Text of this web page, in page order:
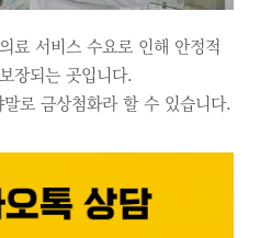
료 서비스 수요로 인해 안정적
장되는 곳입니다.
로 금상첨화라 할 수 있습니다.